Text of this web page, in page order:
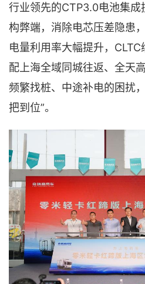
行业领先的CTP3.0电池集成
构弊端，消除电芯压差隐患
电量利用率大幅提升，
配上海全域同城往返、全天
频繁找桩、中途补电的困扰
把到位”。